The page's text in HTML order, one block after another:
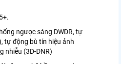
ngược sáng DWDR, tự
tự động bù tín hiệu ảnh
nhiễu (3D-DNR)